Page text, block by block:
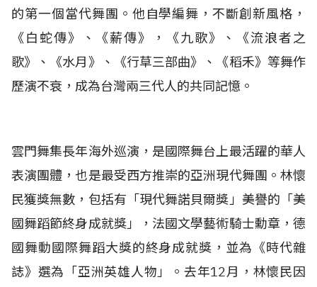
的第一個當代舞團。他自學編舞，不斷創新風格，
《白蛇傳》、《薪傳》，《九歌》、《流浪者之
歌》、《水月》、《行草三部曲》、《稻禾》等舞作
歷演不衰，成為台灣兩三代人的共同記憶。
雲門舞集長年海外巡演，是國際舞台上最活躍的華人
表演團體，也是最受西方推崇的亞洲現代舞團。林懷
民獲獎無數，包括有「現代舞諾貝爾獎」美譽的「美
國舞蹈節終身成就獎」，法國文學藝術騎士勳章，德
國舞動國際舞蹈大獎的終身成就獎，並為《時代雜
誌》選為「亞洲英雄人物」。去年12月，林懷民因